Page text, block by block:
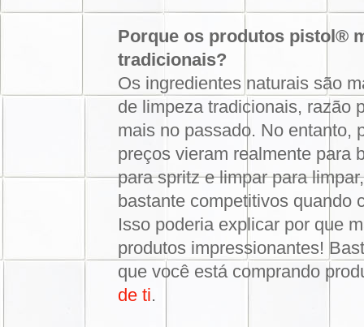
Porque os produtos pistol®
tradicionais?
Os ingredientes naturais são
de limpeza tradicionais, razão
mais no passado. No entanto,
preços vieram realmente para
para spritz e limpar para
bastante competitivos quando
Isso poderia explicar por que
produtos impressionantes!
que você está comprando
de ti.